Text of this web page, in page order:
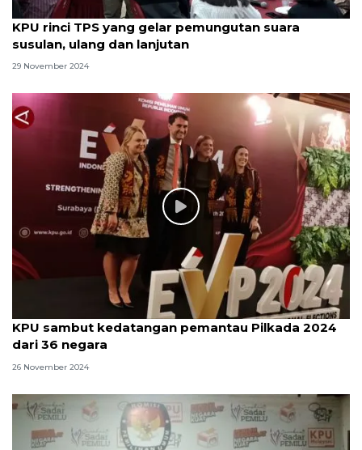
KPU rinci TPS yang gelar pemungutan suara
susulan, ulang dan lanjutan
29 November 2024
KPU sambut kedatangan pemantau Pilkada 2024
dari 36 negara
26 November 2024